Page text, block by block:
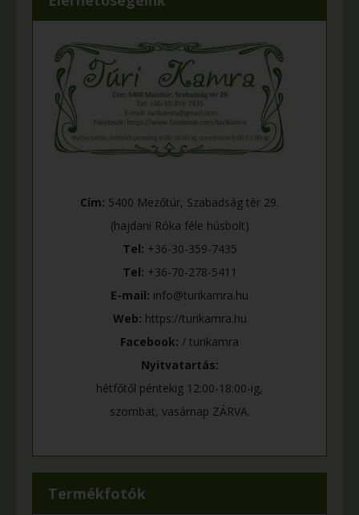
Cím: 5400 Mezőtúr, Szabadság tér 29.
(hajdani Róka féle húsbolt)
Tel: +36-30-359-7435
Tel: +36-70-278-5411
E-mail: info@turikamra.hu
Web: https://turikamra.hu
Facebook: / turikamra
Nyitvatartás:
hétfőtől péntekig 12:00-18:00-ig,
szombat, vasárnap ZÁRVA.
Termékfotók